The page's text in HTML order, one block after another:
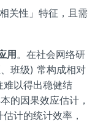
关性」特征，且需
用。在社会网络研
班级) 常构成相对
以得出稳健结
的因果效应估计，
计的统计效率，